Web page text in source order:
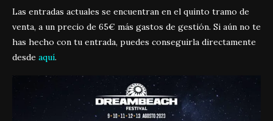
Las entradas actuales se encuentran en el quinto tramo de
venta, a un precio de 65€ más gastos de gestión. Si aún no te
has hecho con tu entrada, puedes conseguirla directamente
desde aquí.